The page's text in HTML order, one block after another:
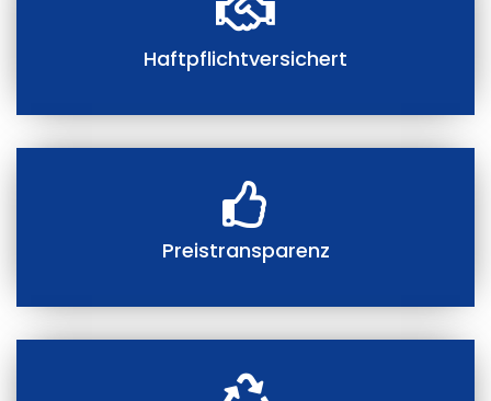
Haftpflichtversichert
Preistransparenz